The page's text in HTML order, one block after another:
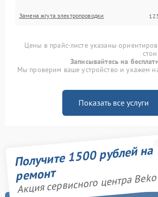
Замена жгута электропроводки
Цены в прайс-листе указаны
Записывайтесь на
Мы проверим ваше устройство и укажем
Показать все услуги
Получите 1500 рублей на
ремонт
Акция сервисного центра Beko